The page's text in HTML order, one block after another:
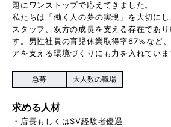
題にワンストップで応えてきました。
私たちは「働く人の夢の実現」を大切に
スタッフ、双方の成長を支える存在であ
す。男性社員の育児休業取得率67％など
アを支える環境づくりにも力を入れていま
急募 大人数の職場
求める人材
・店長もしくはSV経験者優遇